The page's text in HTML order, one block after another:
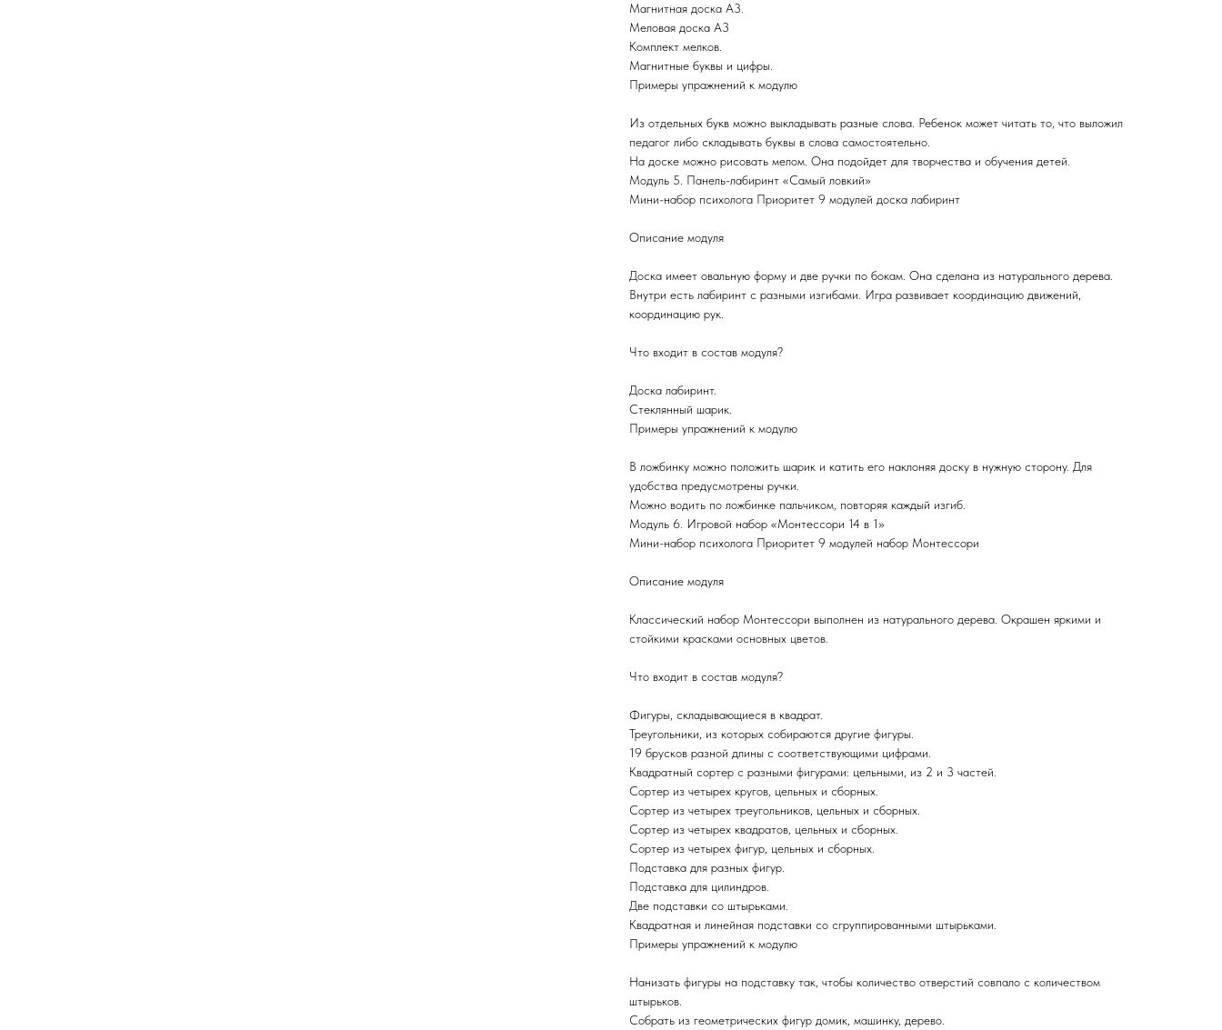
Магнитная доска А3.
Меловая доска А3
Комплект мелков.
Магнитные буквы и цифры.
Примеры упражнений к модулю
Из отдельных букв можно выкладывать разные слова. Ребенок может читать то, что выложил
педагог либо складывать буквы в слова самостоятельно.
На доске можно рисовать мелом. Она подойдет для творчества и обучения детей.
Модуль 5. Панель-лабиринт «Самый ловкий»
Мини-набор психолога Приоритет 9 модулей доска лабиринт
Описание модуля
Доска имеет овальную форму и две ручки по бокам. Она сделана из натурального дерева.
Внутри есть лабиринт с разными изгибами. Игра развивает координацию движений,
координацию рук.
Что входит в состав модуля?
Доска лабиринт.
Стеклянный шарик.
Примеры упражнений к модулю
В ложбинку можно положить шарик и катить его наклоняя доску в нужную сторону. Для
удобства предусмотрены ручки.
Можно водить по ложбинке пальчиком, повторяя каждый изгиб.
Модуль 6. Игровой набор «Монтессори 14 в 1»
Мини-набор психолога Приоритет 9 модулей набор Монтессори
Описание модуля
Классический набор Монтессори выполнен из натурального дерева. Окрашен яркими и
стойкими красками основных цветов.
Что входит в состав модуля?
Фигуры, складывающиеся в квадрат.
Треугольники, из которых собираются другие фигуры.
19 брусков разной длины с соответствующими цифрами.
Квадратный сортер с разными фигурами: цельными, из 2 и 3 частей.
Сортер из четырех кругов, цельных и сборных.
Сортер из четырех треугольников, цельных и сборных.
Сортер из четырех квадратов, цельных и сборных.
Сортер из четырех фигур, цельных и сборных.
Подставка для разных фигур.
Подставка для цилиндров.
Две подставки со штырьками.
Квадратная и линейная подставки со сгруппированными штырьками.
Примеры упражнений к модулю
Нанизать фигуры на подставку так, чтобы количество отверстий совпало с количеством
штырьков.
Собрать из геометрических фигур домик, машинку, дерево.